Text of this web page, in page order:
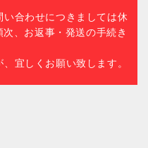
合わせにつきましては休
、お返事・発送の手続き
宜しくお願い致します。